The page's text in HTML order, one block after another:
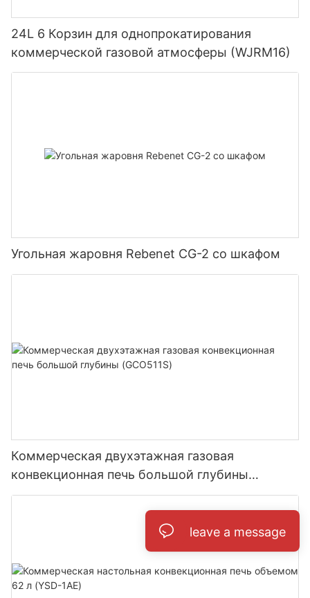
24L 6 Корзин для однопрокатирования
коммерческой газовой атмосферы (WJRM16)
Угольная жаровня Rebenet CG-2 со шкафом
Коммерческая двухэтажная газовая
конвекционная печь большой глубины
(GCO511S)
leave a message